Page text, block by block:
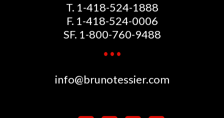
T. 1-418-524-1888
F. 1-418-524-0006
SF. 1-800-760-9488
info@brunotessier.com